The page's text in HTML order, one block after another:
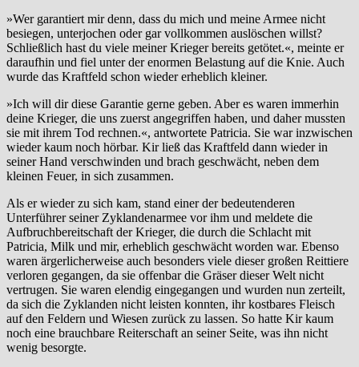
»Wer garantiert mir denn, dass du mich und meine Armee nicht
besiegen, unterjochen oder gar vollkommen auslöschen willst?
Schließlich hast du viele meiner Krieger bereits getötet.«, meinte er
daraufhin und fiel unter der enormen Belastung auf die Knie. Auch
wurde das Kraftfeld schon wieder erheblich kleiner.
»Ich will dir diese Garantie gerne geben. Aber es waren immerhin
deine Krieger, die uns zuerst angegriffen haben, und daher mussten
sie mit ihrem Tod rechnen.«, antwortete Patricia. Sie war inzwischen
wieder kaum noch hörbar. Kir ließ das Kraftfeld dann wieder in
seiner Hand verschwinden und brach geschwächt, neben dem
kleinen Feuer, in sich zusammen.
Als er wieder zu sich kam, stand einer der bedeutenderen
Unterführer seiner Zyklandenarmee vor ihm und meldete die
Aufbruchbereitschaft der Krieger, die durch die Schlacht mit
Patricia, Milk und mir, erheblich geschwächt worden war. Ebenso
waren ärgerlicherweise auch besonders viele dieser großen Reittiere
verloren gegangen, da sie offenbar die Gräser dieser Welt nicht
vertrugen. Sie waren elendig eingegangen und wurden nun zerteilt,
da sich die Zyklanden nicht leisten konnten, ihr kostbares Fleisch
auf den Feldern und Wiesen zurück zu lassen. So hatte Kir kaum
noch eine brauchbare Reiterschaft an seiner Seite, was ihn nicht
wenig besorgte.